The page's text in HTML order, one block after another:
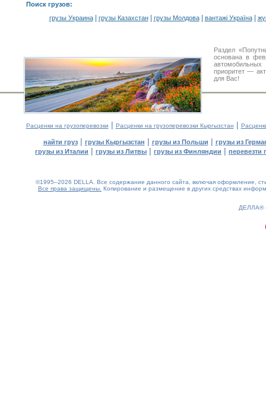
Поиск грузов:
грузы Украина| грузы Казахстан| грузы Молдова| вантажі Україна|
Раздел
основана в
приоритет —
для Вас!
Расценки на грузоперевозки | Расценки на грузоперевозки Кыргызстан |
найти груз| грузы Кыргызстан | грузы из Польши | грузы из
грузы из Италии | грузы из Литвы | грузы из Финляндии | перевезти
©1995–2026 DELLA. Все содержание данного сайта, включая оформление,
Все права защищены. Копирование и размещение в других средствах